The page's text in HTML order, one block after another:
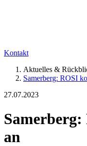
Kontakt
Aktuelles &
Samerberg: ROSI
27.07.2023
an